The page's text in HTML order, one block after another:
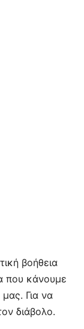
βοήθεια
που κάνουμε
Για να
διάβολο.